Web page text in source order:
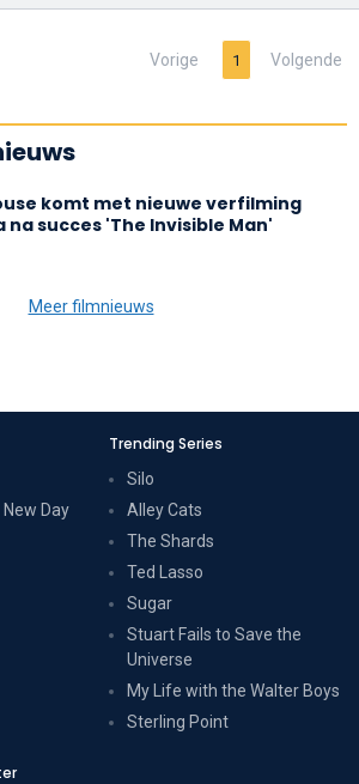
Vorige 1 Volgende
komt met nieuwe verfilming
na succes 'The Invisible Man'
Meer filmnieuws
Day
Trending Series
Silo
Alley Cats
The Shards
Ted Lasso
Sugar
Stuart Fails to Save the
Universe
My Life with the Walter Boys
Sterling Point